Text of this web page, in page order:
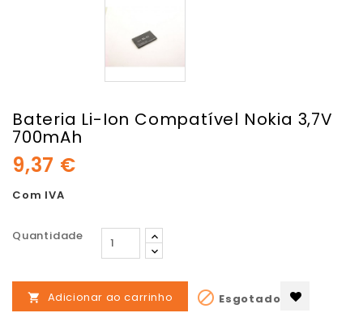
Bateria Li-Ion Compatível Nokia 3,7V
700mAh
9,37 €
Com IVA
Quantidade
 Adicionar ao carrinho  Esgotado